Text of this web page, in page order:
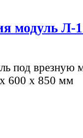
модуль Л-
под врезную
600 x 850 мм